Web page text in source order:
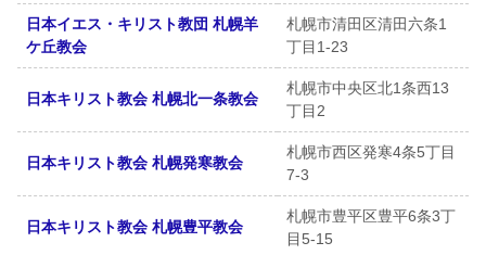
日本イエス・キリスト教団 札幌羊
ケ丘教会
札幌市清田区清田六条1
丁目1-23
日本キリスト教会 札幌北一条教会
札幌市中央区北1条西13
丁目2
日本キリスト教会 札幌発寒教会
札幌市西区発寒4条5丁目
7-3
日本キリスト教会 札幌豊平教会
札幌市豊平区豊平6条3丁
目5-15